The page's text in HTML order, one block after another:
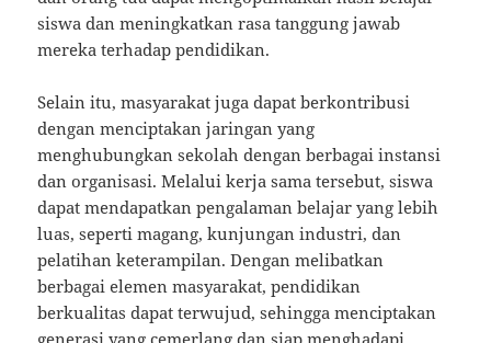
siswa dan meningkatkan rasa tanggung jawab
mereka terhadap pendidikan.
Selain itu, masyarakat juga dapat berkontribusi
dengan menciptakan jaringan yang
menghubungkan sekolah dengan berbagai instansi
dan organisasi. Melalui kerja sama tersebut, siswa
dapat mendapatkan pengalaman belajar yang lebih
luas, seperti magang, kunjungan industri, dan
pelatihan keterampilan. Dengan melibatkan
berbagai elemen masyarakat, pendidikan
berkualitas dapat terwujud, sehingga menciptakan